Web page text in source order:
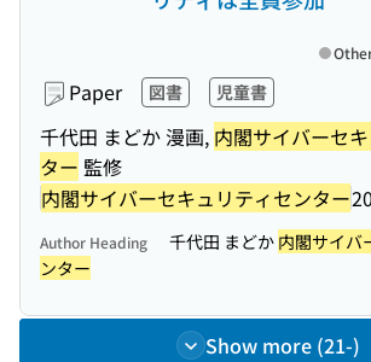
Paper 図書 児童書
千代田 まどか 漫画, 内閣サイバーセ
ター 監修
内閣サイバーセキュリティセンター
Author Heading 千代田 まどか 内閣サイバ
ンター
Show more (21-)